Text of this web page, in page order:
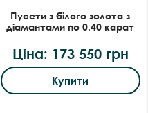
Пусети з білого золота з
діамантами по 0.40 карат
Ціна: 173 550 грн
Купити